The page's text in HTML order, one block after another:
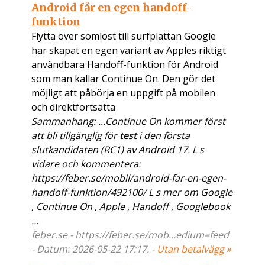
Android får en egen handoff-
funktion
Flytta över sömlöst till surfplattan Google
har skapat en egen variant av Apples riktigt
användbara Handoff-funktion för Android
som man kallar Continue On. Den gör det
möjligt att påbörja en uppgift på mobilen
och direktfortsätta
Sammanhang: ...Continue On kommer först
att bli tillgänglig förtesti den första
slutkandidaten (RC1) av Android 17. L s
vidare och kommentera:
https://feber.se/mobil/android-far-en-egen-
handoff-funktion/492100/ L s mer om Google
, Continue On , Apple , Handoff , Googlebook
...
feber.se - https://feber.se/mob...edium=feed
- Datum: 2026-05-22 17:17. - Utan betalvägg »